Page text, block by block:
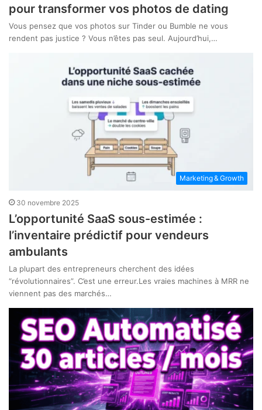
pour transformer vos photos de dating
Vous pensez que vos photos sur Tinder ou Bumble ne vous
rendent pas justice ? Vous n’êtes pas seul. Aujourd’hui,…
Marketing & Growth
30 novembre 2025
L’opportunité SaaS sous-estimée :
l’inventaire prédictif pour vendeurs
ambulants
La plupart des entrepreneurs cherchent des idées
“révolutionnaires”. C’est une erreur.Les vraies machines à MRR ne
viennent pas des marchés…